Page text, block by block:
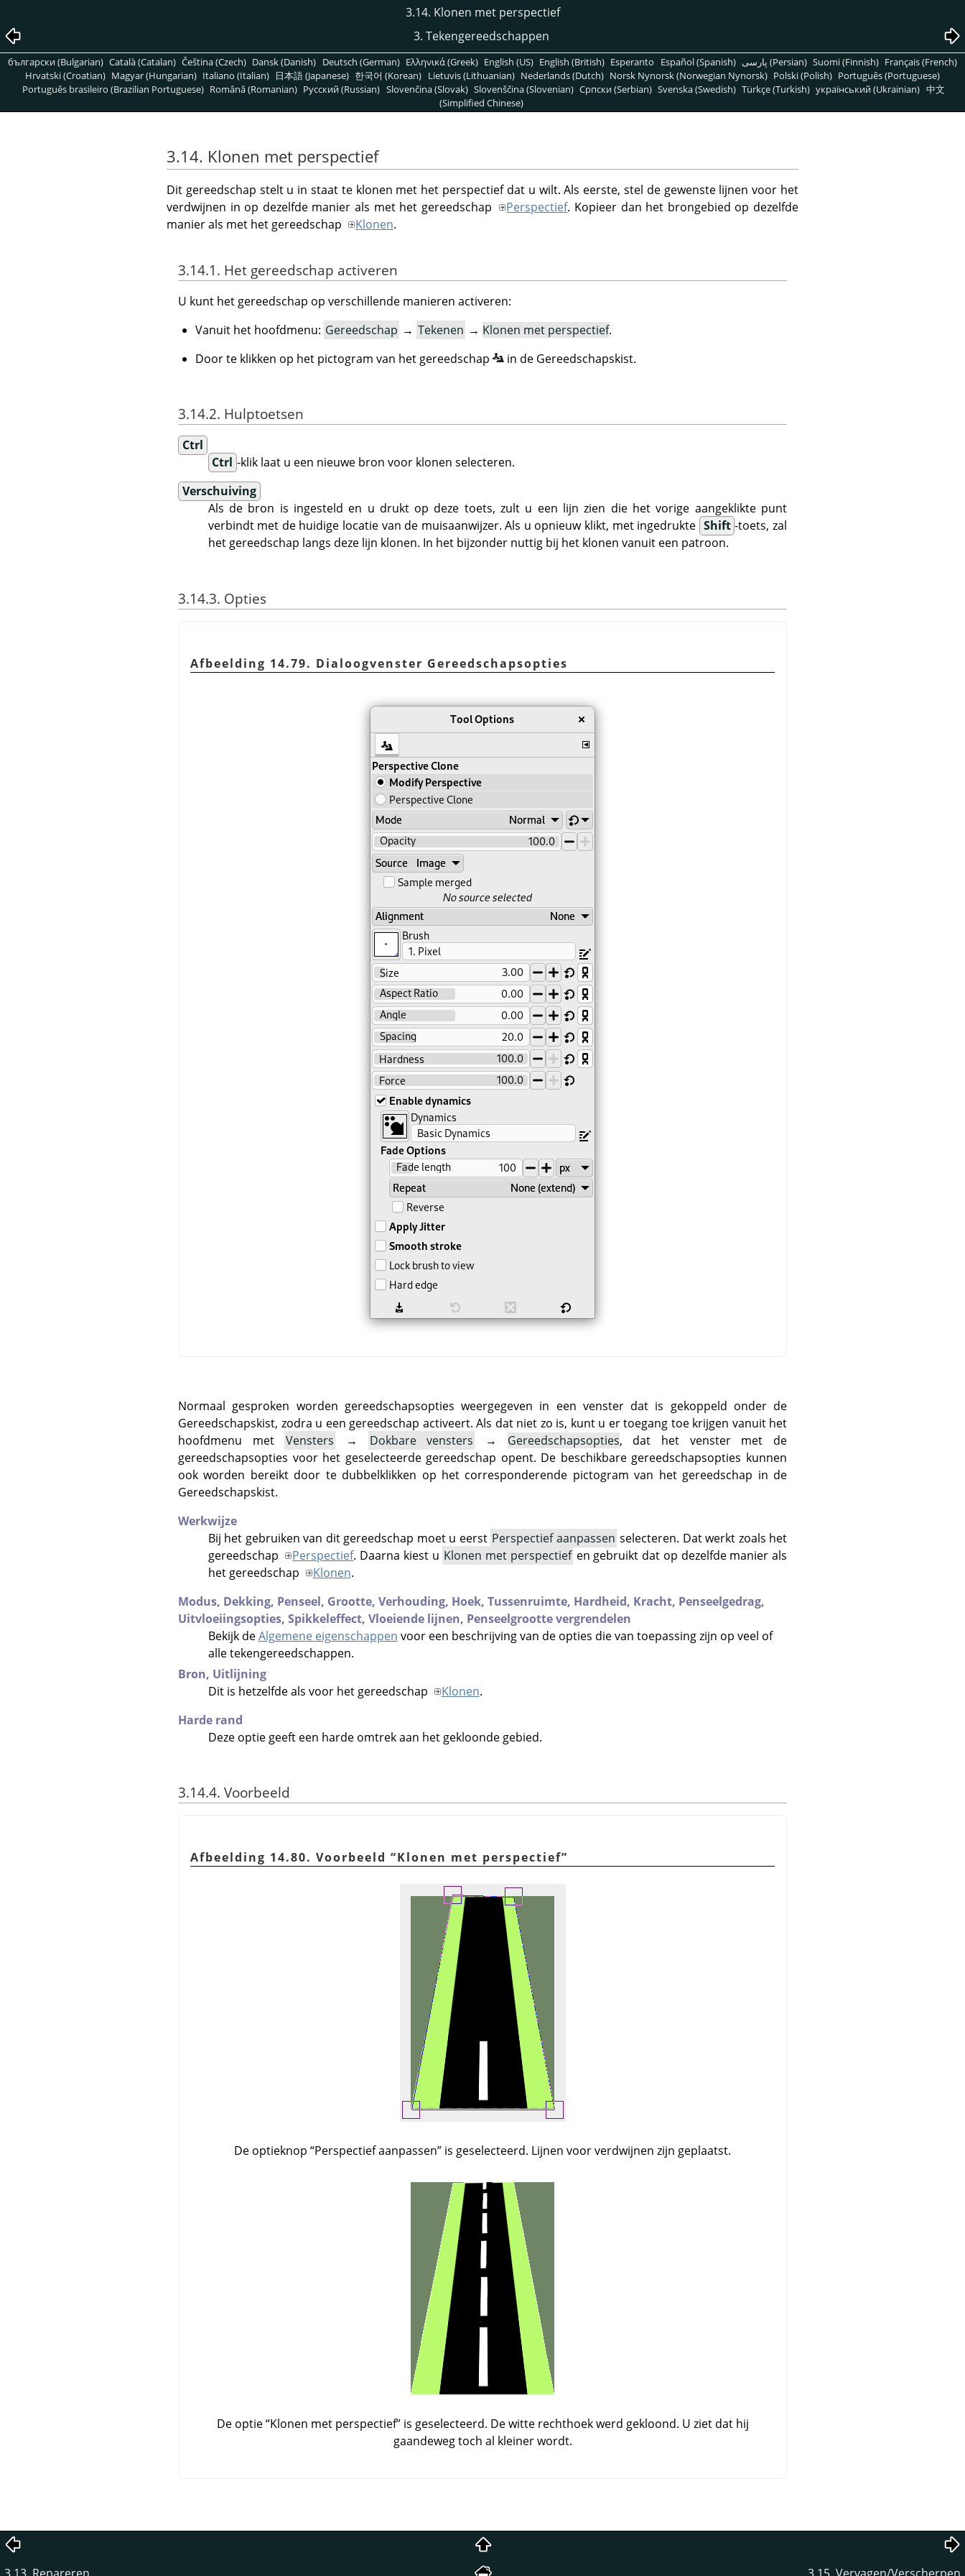
3.14. Klonen met perspectief
3. Tekengereedschappen
български (Bulgarian) Català (Catalan) Čeština (Czech) Dansk (Danish) Deutsch (German) Ελληνικά (Greek) English (US) English (British) Esperanto Español (Spanish) پارسی (Persian) Suomi (Finnish) Français (French)
Hrvatski (Croatian) Magyar (Hungarian) Italiano (Italian) 日本語 (Japanese) 한국어 (Korean) Lietuvis (Lithuanian) Nederlands (Dutch) Norsk Nynorsk (Norwegian Nynorsk) Polski (Polish) Português (Portuguese)
Português brasileiro (Brazilian Portuguese) Română (Romanian) Pусский (Russian) Slovenčina (Slovak) Slovenščina (Slovenian) Српски (Serbian) Svenska (Swedish) Türkçe (Turkish) український (Ukrainian) 中文
(Simplified Chinese)
3.14. Klonen met perspectief
Dit gereedschap stelt u in staat te klonen met het perspectief dat u wilt. Als eerste, stel de gewenste lijnen voor het
verdwijnen in op dezelfde manier als met het gereedschap
Perspectief. Kopieer dan het brongebied op dezelfde
manier als met het gereedschap
Klonen.
3.14.1. Het gereedschap activeren
U kunt het gereedschap op verschillende manieren activeren:
Vanuit het hoofdmenu: Gereedschap → Tekenen → Klonen met perspectief.
Door te klikken op het pictogram van het gereedschap
in de Gereedschapskist.
3.14.2. Hulptoetsen
Ctrl
Ctrl -klik laat u een nieuwe bron voor klonen selecteren.
Verschuiving
Als de bron is ingesteld en u drukt op deze toets, zult u een lijn zien die het vorige aangeklikte punt
verbindt met de huidige locatie van de muisaanwijzer. Als u opnieuw klikt, met ingedrukte Shift -toets, zal
het gereedschap langs deze lijn klonen. In het bijzonder nuttig bij het klonen vanuit een patroon.
3.14.3. Opties
Afbeelding 14.79. Dialoogvenster Gereedschapsopties
Normaal gesproken worden gereedschapsopties weergegeven in een venster dat is gekoppeld onder de
Gereedschapskist, zodra u een gereedschap activeert. Als dat niet zo is, kunt u er toegang toe krijgen vanuit het
hoofdmenu met Vensters → Dokbare vensters → Gereedschapsopties, dat het venster met de
gereedschapsopties voor het geselecteerde gereedschap opent. De beschikbare gereedschapsopties kunnen
ook worden bereikt door te dubbelklikken op het corresponderende pictogram van het gereedschap in de
Gereedschapskist.
Werkwijze
Bij het gebruiken van dit gereedschap moet u eerst Perspectief aanpassen selecteren. Dat werkt zoals het
gereedschap
Perspectief. Daarna kiest u Klonen met perspectief en gebruikt dat op dezelfde manier als
het gereedschap
Klonen.
Modus, Dekking, Penseel, Grootte, Verhouding, Hoek, Tussenruimte, Hardheid, Kracht, Penseelgedrag,
Uitvloeiingsopties, Spikkeleffect, Vloeiende lijnen, Penseelgrootte vergrendelen
Bekijk deAlgemene eigenschappen voor een beschrijving van de opties die van toepassing zijn op veel of
alle tekengereedschappen.
Bron, Uitlijning
Dit is hetzelfde als voor het gereedschap
Klonen.
Harde rand
Deze optie geeft een harde omtrek aan het gekloonde gebied.
3.14.4. Voorbeeld
Afbeelding 14.80. Voorbeeld “Klonen met perspectief”
De optieknop “Perspectief aanpassen” is geselecteerd. Lijnen voor verdwijnen zijn geplaatst.
De optie“Klonen met perspectief”is geselecteerd. De witte rechthoek werd gekloond. U ziet dat hij
gaandeweg toch al kleiner wordt.